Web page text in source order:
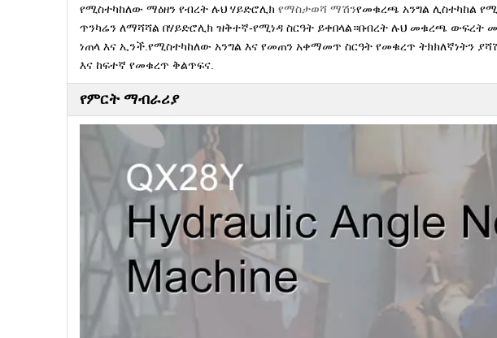
የሚስተካከለው ማዕዘን የብረት ሉህ ሃይድሮሊክ የማስታወሻ ማሽንየመቁረጫ አንግል ሊስተካከል
ጥንካሬን ለማሻሻል በሃይድሮሊክ ዝቅተኛ-የሚነዳ ስርዓት ይቀበላል።በብረት ሉህ መቁረጫ
ነጠላ እና ኢንች.የሚስተካከለው አንግል እና የመጠን አቀማመጥ ስርዓት የመቁረጥ ትክክለኛነትን
እና ከፍተኛ የመቁረጥ ቅልጥፍና.
የምርት ማብራሪያ